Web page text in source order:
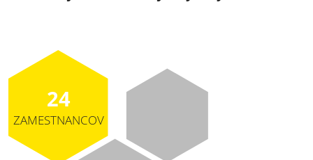
24
ZAMESTNANCOV